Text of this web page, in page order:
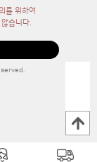
를 위하여
습니다.